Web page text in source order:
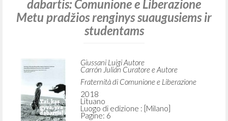
dabartis: Comunione e Liberazione
Metu pradžios renginys suaugusiems ir
studentams
Giussani Luigi Autore
Carrón Julián Curatore e Autore
Fraternità di Comunione e Liberazione
2018
Lituano
Luogo di edizione : [Milano]
Pagine: 6